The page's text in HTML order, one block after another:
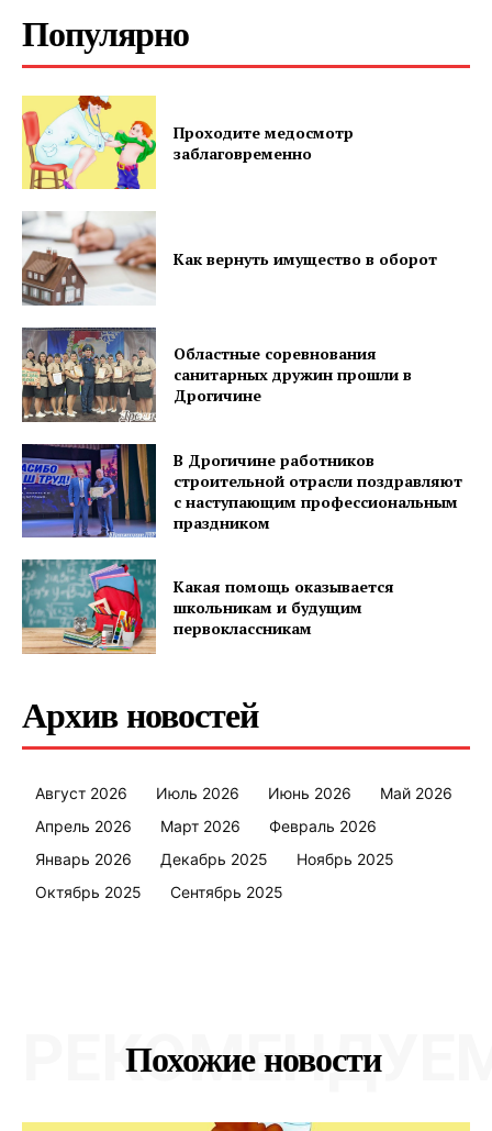
Популярно
Проходите медосмотр
заблаговременно
Как вернуть имущество в оборот
Областные соревнования
санитарных дружин прошли в
Дрогичине
В Дрогичине работников
строительной отрасли поздравляют
с наступающим профессиональным
праздником
Какая помощь оказывается
школьникам и будущим
первоклассникам
Архив новостей
Август 2026 Июль 2026 Июнь 2026
Май 2026
Апрель 2026
Март 2026
Февраль 2026
Январь 2026
Декабрь 2025
Ноябрь 2025
Октябрь 2025
Сентябрь 2025
Похожие новости